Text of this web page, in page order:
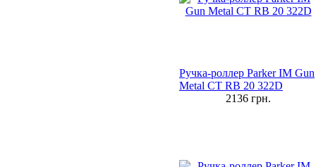
Ручка-роллер Parker IM Gun
Metal CT RB 20 322D
2136 грн.